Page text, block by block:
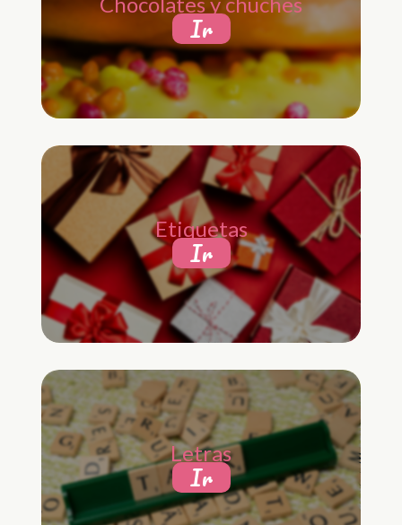
Ir
Etiquetas
Ir
Letras
Ir